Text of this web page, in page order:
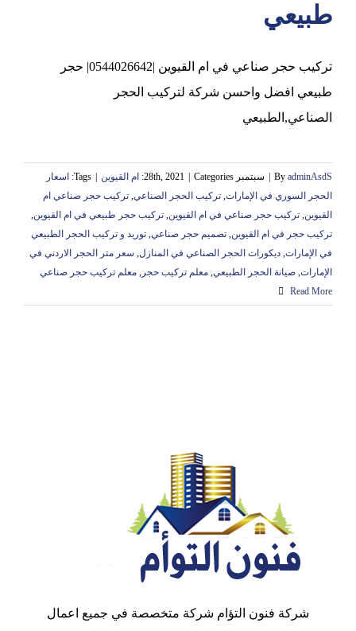
طبيعي
تركيب حجر صناعي في ام القيوين |0544026642| حجر
طبيعي افضل واحسن شركة لتركيب الحجر
الصناعي,الطبيعي
By adminAsdS سبتمبر 28th, 2021 Categories: ام القيوين Tags:
اسعار
الحجر السوري في الإمارات, تركيب الحجر الصناعي, تركيب حجر صناعي ام
القيوين, تركيب حجر صناعي في ام القيوين, تركيب حجر طبيعي في ام القيوين,
تركيب حجر في ام القيوين, تصميم حجر صناعي, توريد و تركيب الحجر الطبيعي
في الإمارات, ديكورات الحجر الصناعي في المنازل, سعر متر الحجر الاردني في
الإمارات, صيانة الحجر الطبيعي, معلم تركيب حجر , معلم تركيب حجر صناعي
Read More
شركة فنون التؤام شركة متخصصة في جميع اعمال